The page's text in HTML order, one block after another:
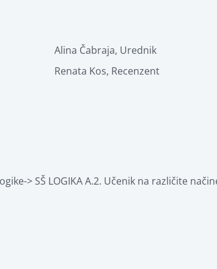
Alina Čabraja, Urednik
Renata Kos, Recenzent
> SŠ LOGIKA A.2. Učenik na različite